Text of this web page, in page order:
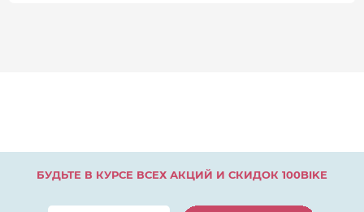
БУДЬТЕ В КУРСЕ ВСЕХ АКЦИЙ И СКИДОК 100BIKE